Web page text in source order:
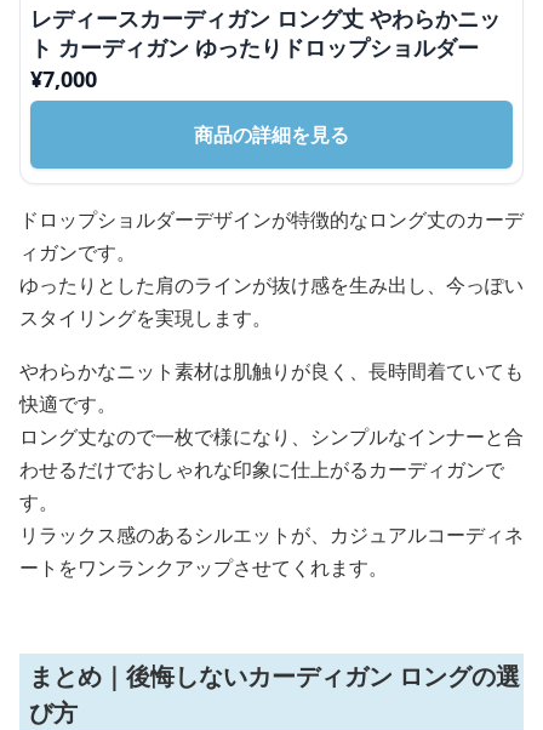
レディースカーディガン ロング丈 やわらかニッ
ト カーディガン ゆったりドロップショルダー
¥7,000
商品の詳細を見る
ドロップショルダーデザインが特徴的なロング丈のカーデ
ィガンです。
ゆったりとした肩のラインが抜け感を生み出し、今っぽい
スタイリングを実現します。
やわらかなニット素材は肌触りが良く、長時間着ていても
快適です。
ロング丈なので一枚で様になり、シンプルなインナーと合
わせるだけでおしゃれな印象に仕上がるカーディガンで
す。
リラックス感のあるシルエットが、カジュアルコーディネ
ートをワンランクアップさせてくれます。
まとめ｜後悔しないカーディガン ロングの選
び方